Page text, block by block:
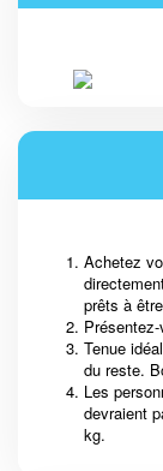
Achetez
prêts à
Tenue
du reste.
Les
devraient
kg.